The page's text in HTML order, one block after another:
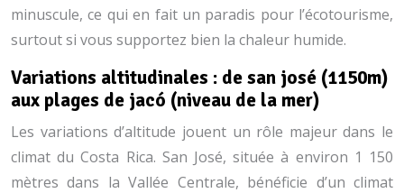
minuscule, ce qui en fait un paradis pour l’écotourisme,
surtout si vous supportez bien la chaleur humide.
Variations altitudinales : de san josé (1150m)
aux plages de jacó (niveau de la mer)
Les variations d’altitude jouent un rôle majeur dans le
climat du Costa Rica. San José, située à environ 1 150
mètres dans la Vallée Centrale, bénéficie d’un climat